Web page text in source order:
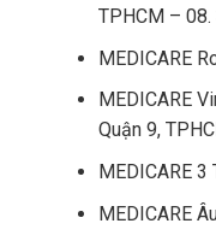
TPHCM –
MEDICARE
MEDICARE
Quận 9,
MEDICARE 3
MEDICARE